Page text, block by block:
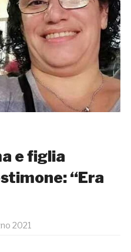
e figlia
“Era
2021